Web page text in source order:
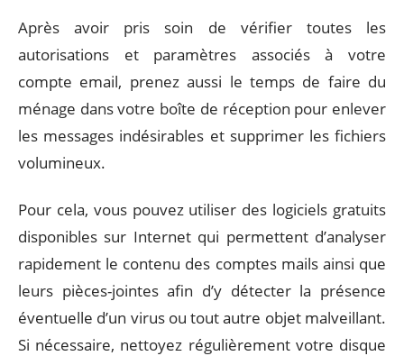
Après avoir pris soin de vérifier toutes les
autorisations et paramètres associés à votre
compte email, prenez aussi le temps de faire du
ménage dans votre boîte de réception pour enlever
les messages indésirables et supprimer les fichiers
volumineux.
Pour cela, vous pouvez utiliser des logiciels gratuits
disponibles sur Internet qui permettent d’analyser
rapidement le contenu des comptes mails ainsi que
leurs pièces-jointes afin d’y détecter la présence
éventuelle d’un virus ou tout autre objet malveillant.
Si nécessaire, nettoyez régulièrement votre disque